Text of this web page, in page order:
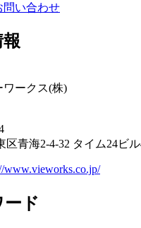
問い合わせ
ワークス(株)
区青海2-4-32 タイム24ビ
www.vieworks.co.jp/
ード